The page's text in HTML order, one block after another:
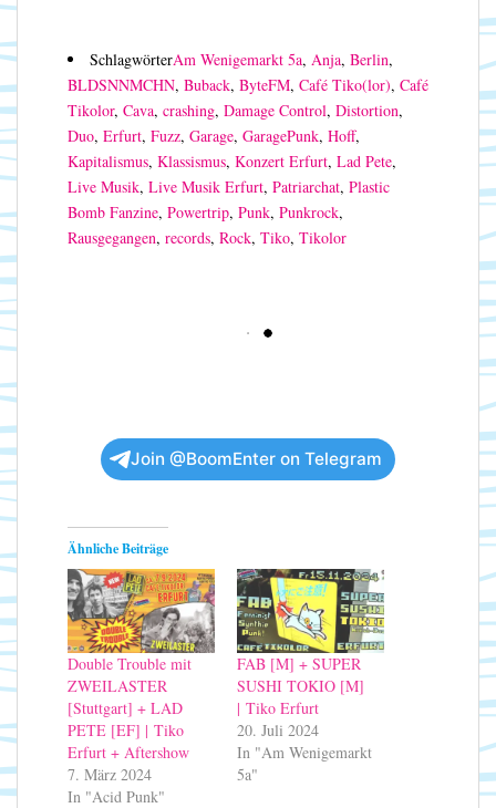
SchlagwörterAm Wenigemarkt 5a, Anja, Berlin,
BLDSNNMCHN, Buback, ByteFM, Café Tiko(lor), Café
Tikolor, Cava, crashing, Damage Control, Distortion,
Duo, Erfurt, Fuzz, Garage, GaragePunk, Hoff,
Kapitalismus, Klassismus, Konzert Erfurt, Lad Pete,
Live Musik, Live Musik Erfurt, Patriarchat, Plastic
Bomb Fanzine, Powertrip, Punk, Punkrock,
Rausgegangen, records, Rock, Tiko, Tikolor
Join @BoomEnter on Telegram
Ähnliche Beiträge
Double Trouble mit
ZWEILASTER
[Stuttgart] + LAD
PETE [EF] | Tiko
Erfurt + Aftershow
7. März 2024
In "Acid Punk"
FAB [M] + SUPER
SUSHI TOKIO [M]
| Tiko Erfurt
20. Juli 2024
In "Am Wenigemarkt
5a"